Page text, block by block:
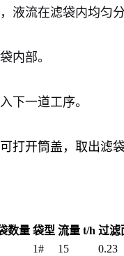
液流在滤袋内均匀分
内部。
下一道工序。
打开筒盖，取出滤袋
数量 袋型 流量 t/h 过滤
1# 15
0.23